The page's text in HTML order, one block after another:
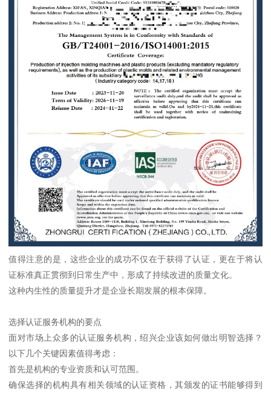
值得注意的是，这些企业的成功不仅在于获得了认证，更在于将认
证标准真正贯彻到日常生产中，形成了持续改进的质量文化。
这种内生性的质量提升才是企业长期发展的根本保障。
选择认证服务机构的要点
面对市场上众多的认证服务机构，绍兴企业该如何做出明智选择？
以下几个关键因素值得考虑：
首先是机构的专业资质和认可范围。
确保选择的机构具有相关领域的认证资格，其颁发的证书能够得到